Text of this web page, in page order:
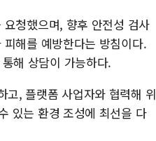
청했으며, 향후 안전성 검사
해를 예방한다는 방침이다.
해 상담이 가능하다.
고, 플랫폼 사업자와 협력해 위
있는 환경 조성에 최선을 다